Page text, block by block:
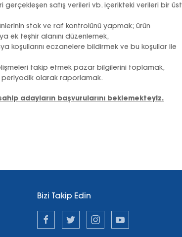
gerçekleşen satış verileri vb. içerikteki verileri bir üst
stok ve raf kontrolünü yapmak; ürün
ek teşhir alanını düzenlemek,
koşullarını eczanelere bildirmek ve bu koşullar ile
takip etmek pazar bilgilerini toplamak,
olarak raporlamak.
adayların başvurularını beklemekteyiz.
Bizi Takip Edin